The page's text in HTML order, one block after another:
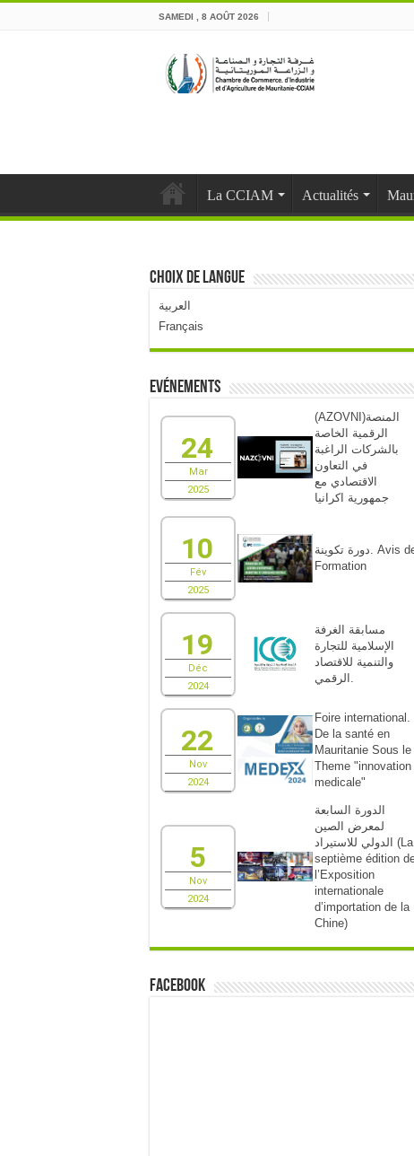
SAMEDI , 8 AOÛT 2026
La CCIAM Actualités
Choix de langue
العربية
Français
Evénements
24
Mar
2025
(AZOVNI)المنصة
الرقمية الخاصة
بالشركات الراغبة
في التعاون
الاقتصادي مع
جمهورية اكرانيا
10
Fév
2025
دورة تكوينة. Avis de
Formation
19
Déc
2024
مسابقة الغرفة
الإسلامية للتجارة
والتنمية للاقتصاد
الرقمي.
22
Nov
2024
Foire international.
De la santé en
Mauritanie Sous le
Theme "innovation
medicale"
5
Nov
2024
الدورة السابعة
لمعرض الصين
الدولي للاستيراد (La
septième édition
l’Exposition
internationale
d’importation de la
Chine)
Facebook